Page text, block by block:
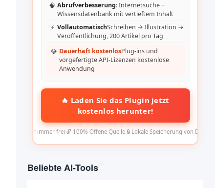
🧠 Abrufverbesserung: Internetsuche +
Wissensdatenbank mit vertieftem Inhalt
⚡ VollautomatischSchreiben → Illustration →
Veröffentlichung, 200 Artikel pro Tag
💎 Dauerhaft kostenlosPlug-ins und
vorgefertigte API-Lizenzen kostenlose
Anwendung
🔥 Laden Sie das Plugin jetzt
kostenlos herunter!
✅ Für immer frei·🔓 100% Offene Quelle·🔒 Lokale Speicherung von Daten
Beliebte AI-Tools